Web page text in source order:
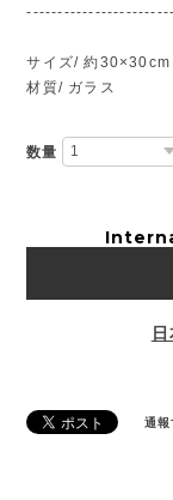
サイズ/ 約30×30cm
材質/ ガラス
数量
通報